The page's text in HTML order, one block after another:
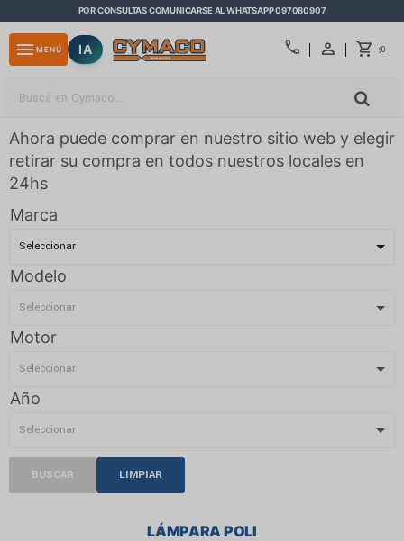
POR CONSULTAS COMUNICARSE AL WHATSAPP 097080907
call $0
menu MENÚ IA
Ahora puede comprar en nuestro sitio web y elegir
retirar su compra en todos nuestros locales en
24hs
Marca
Modelo
Motor
Año
BUSCAR LIMPIAR
LÁMPARA POLI
close